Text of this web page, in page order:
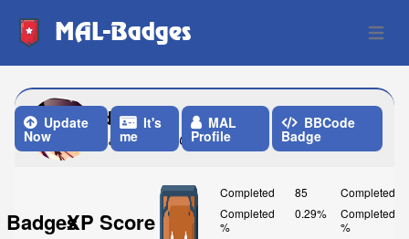
MAL-Badges Open
dastyzz
Last Update: One Week ago
Update
Now
It's
me
MAL
Profile
BBCode
Badge
BadgesXP Score
Completed
85
Completed
%
0.29%
Completed
Completed
%